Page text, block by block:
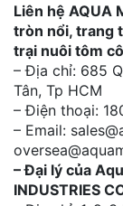
Liên hệ AQUA
tròn nổi, trang
trại nuôi tôm
– Địa chỉ: 685
Tân, Tp HCM
– Điện thoại:
– Email:
– Đại lý của
INDUSTRIES